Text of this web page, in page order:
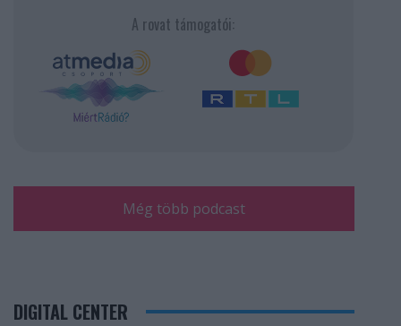
A rovat támogatói:
Még több podcast
DIGITAL CENTER